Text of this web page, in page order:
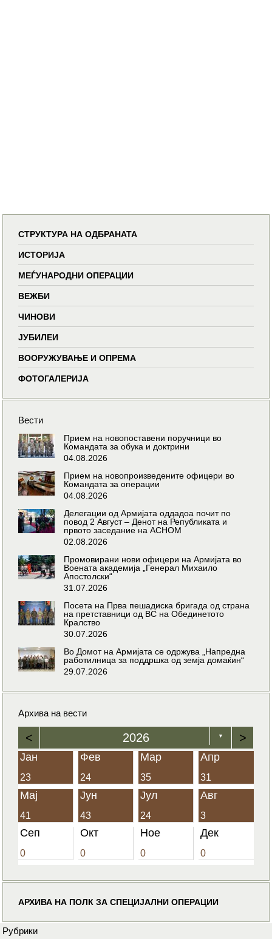
СТРУКТУРА НА ОДБРАНАТА
ИСТОРИЈА
МЕЃУНАРОДНИ ОПЕРАЦИИ
ВЕЖБИ
ЧИНОВИ
ЈУБИЛЕИ
ВООРУЖУВАЊЕ И ОПРЕМА
ФОТОГАЛЕРИЈА
Вести
Прием на новопоставени поручници во
Командата за обука и доктрини
04.08.2026
Прием на новопроизведените офицери во
Командата за операции
04.08.2026
Делегации од Армијата оддадоа почит по
повод 2 Август – Денот на Републиката и
првото заседание на АСНОМ
02.08.2026
Промовирани нови офицери на Армијата во
Воената академија „Генерал Михаило
Апостолски“
31.07.2026
Посета на Прва пешадиска бригада од страна
на претставници од ВС на Обединетото
Кралство
30.07.2026
Во Домот на Армијата се одржува „Напредна
работилница за поддршка од земја домаќин“
29.07.2026
Архива на вести
< 2026 ▼ >
Јан
23
Фев
24
Мар
35
Апр
31
Мај
41
Јун
43
Јул
24
Авг
3
Сеп
0
Окт
0
Ное
0
Дек
0
АРХИВА НА ПОЛК ЗА СПЕЦИЈАЛНИ ОПЕРАЦИИ
Рубрики